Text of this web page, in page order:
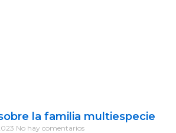
la familia multiespecie
No hay comentarios